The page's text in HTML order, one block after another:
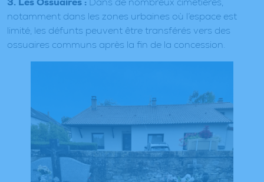
notamment dans les zones urbaines où l’espace est
limité, les défunts peuvent être transférés vers des
ossuaires communs après la fin de la concession.